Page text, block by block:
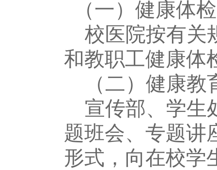
（一）健康体检
校医院按有关
和教职工健康体
（二） 健康教
宣传部、 学生
题班会、专题讲
形式，向在校学